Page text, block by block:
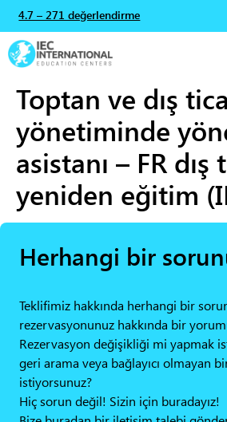
4.7 – 271 değerlendirme
Toptan ve dış
yönetiminde
asistanı – FR
yeniden eğitim
Herhangi bir
Teklifimiz hakkında herhangi bir
rezervasyonunuz hakkında bir
Rezervasyon değişikliği mi yapmak
geri arama veya bağlayıcı olmayan
istiyorsunuz?
Hiç sorun değil! Sizin için buradayız!